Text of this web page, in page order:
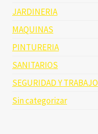
JARDINERIA
MAQUINAS
PINTURERIA
SANITARIOS
SEGURIDAD Y TRABAJO
Sin categorizar